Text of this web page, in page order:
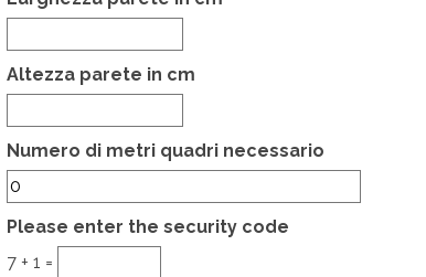
Altezza parete in cm
Hidden
Numero di metri quadri necessario
Please enter the security code
7 + 1 =